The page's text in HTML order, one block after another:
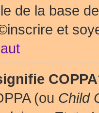
de la base
et
(ou Child